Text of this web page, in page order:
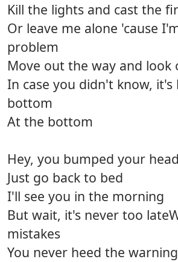
Kill the lights and cast the
Or leave me alone 'cause
problem
Move out the way and look
In case you didn't know, it's
bottom
At the bottom
Hey, you bumped your head
Just go back to bed
I'll see you in the morning
But wait, it's never too
mistakes
You never heed the warning